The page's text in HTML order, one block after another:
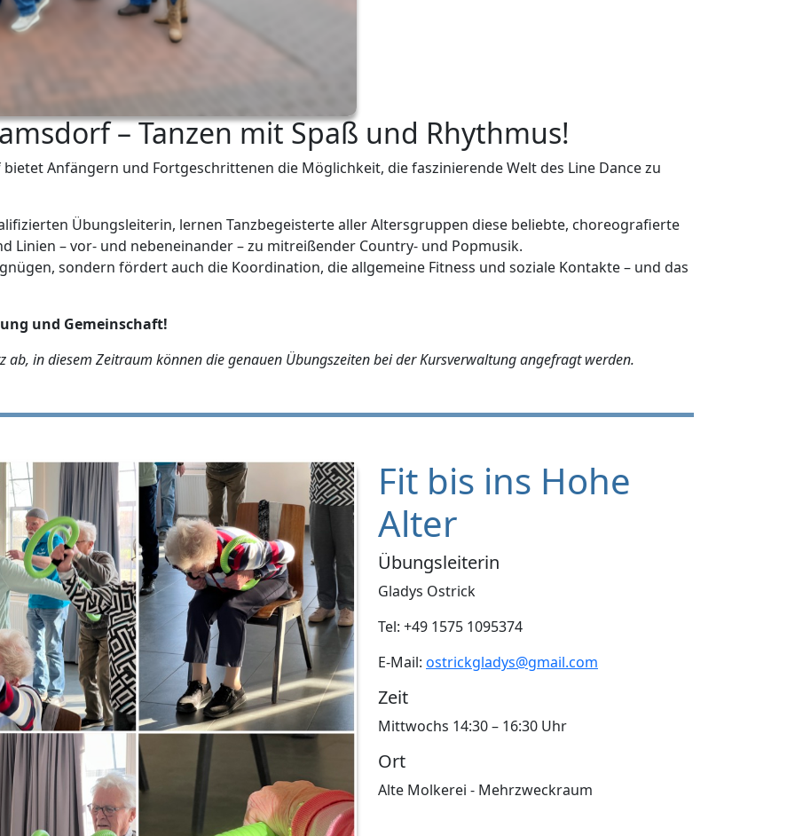
– Tanzen mit Spaß und Rhythmus!
Anfängern und Fortgeschrittenen die Möglichkeit, die faszinierende Welt des Line Dance zu
Übungsleiterin, lernen Tanzbegeisterte aller Altersgruppen diese beliebte, choreografierte
Linien – vor- und nebeneinander – zu mitreißender Country- und Popmusik.
sondern fördert auch die Koordination, die allgemeine Fitness und soziale Kontakte – und das
und Gemeinschaft!
ab, in diesem Zeitraum können die genauen Übungszeiten bei der Kursverwaltung angefragt werden.
Fit bis ins Hohe
Alter
Übungsleiterin
Gladys Ostrick
Tel: +49 1575 1095374
E-Mail: ostrickgladys@gmail.com
Zeit
Mittwochs 14:30 – 16:30 Uhr
Ort
Alte Molkerei - Mehrzweckraum